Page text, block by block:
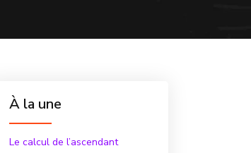
À la une
Le calcul de l’ascendant